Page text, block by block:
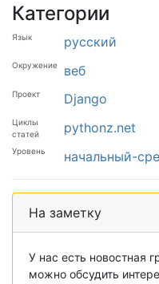
Категории
Язык русский
Окружение веб
Проект Django
Циклы
статей
pythonz.net
Уровень начальный-
На заметку
У нас есть новостная
можно обсудить